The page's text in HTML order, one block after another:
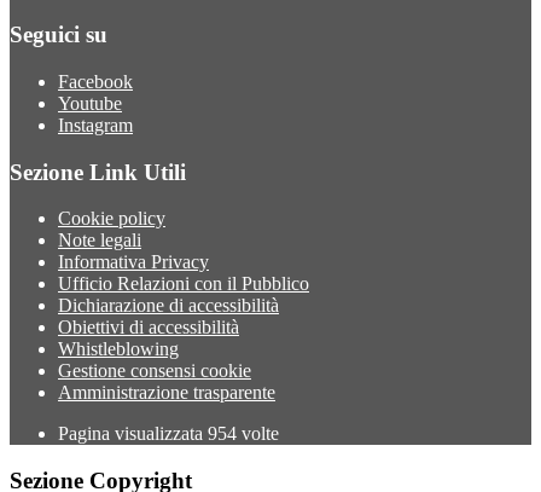
Seguici su
Facebook
Youtube
Instagram
Sezione Link Utili
Cookie policy
Note legali
Informativa Privacy
Ufficio Relazioni con il Pubblico
Dichiarazione di accessibilità
Obiettivi di accessibilità
Whistleblowing
Gestione consensi cookie
Amministrazione trasparente
Pagina visualizzata 954 volte
Sezione Copyright